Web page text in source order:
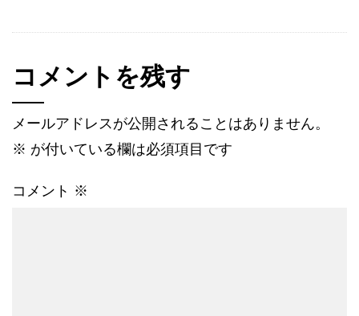
コメントを残す
メールアドレスが公開されることはありません。
※ が付いている欄は必須項目です
コメント ※